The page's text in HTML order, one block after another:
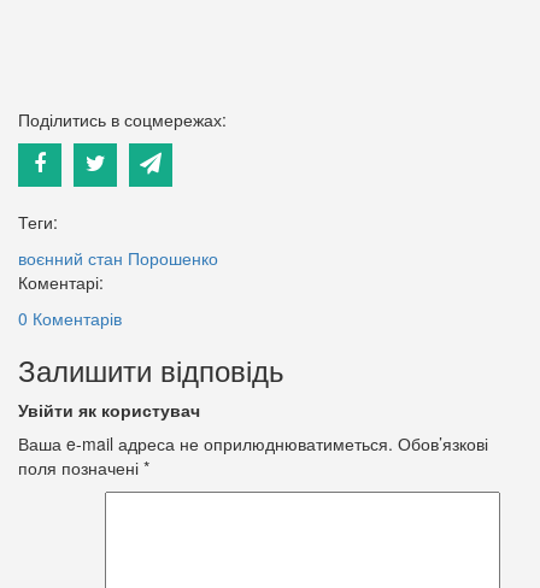
Поділитись в соцмережах:
Теги:
воєнний стан Порошенко
Коментарі:
0 Коментарів
Залишити відповідь
Увійти як користувач
Ваша e-mail адреса не оприлюднюватиметься. Обов’язкові
поля позначені *